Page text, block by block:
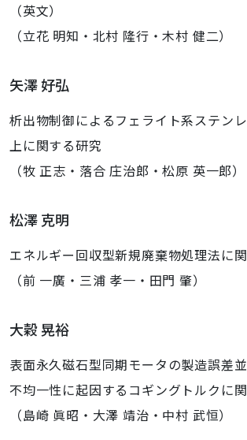
（英文）
（立花 明知・北村 隆行・木村 健二）
矢澤 好弘
析出物制御によるフェライト系ステン
上に関する研究
（牧 正志・落合 庄治郎・松原 英一郎）
松澤 克明
エネルギー回収型新規廃棄物処理法に
（前 一廣・三浦 孝一・田門 肇）
大穀 晃裕
表面永久磁石型同期モータの製造誤差
不均一性に起因するコギングトルクに
（島崎 眞昭・大澤 靖治・中村 武恒）